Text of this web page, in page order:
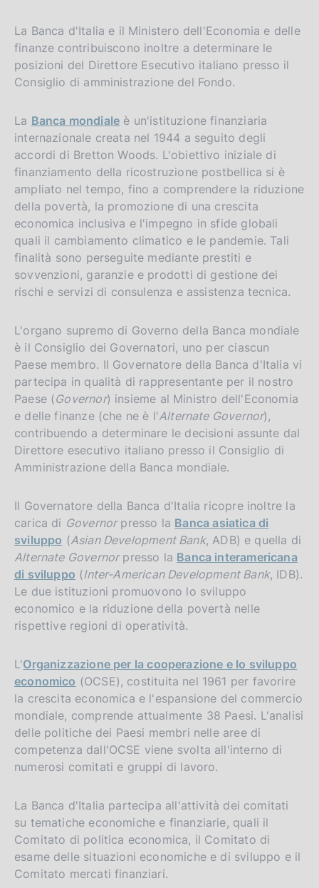
La Banca d'Italia e il Ministero dell'Economia e delle
finanze contribuiscono inoltre a determinare le
posizioni del Direttore Esecutivo italiano presso il
Consiglio di amministrazione del Fondo.
La Banca mondiale è un'istituzione finanziaria
internazionale creata nel 1944 a seguito degli
accordi di Bretton Woods. L'obiettivo iniziale di
finanziamento della ricostruzione postbellica si è
ampliato nel tempo, fino a comprendere la riduzione
della povertà, la promozione di una crescita
economica inclusiva e l'impegno in sfide globali
quali il cambiamento climatico e le pandemie. Tali
finalità sono perseguite mediante prestiti e
sovvenzioni, garanzie e prodotti di gestione dei
rischi e servizi di consulenza e assistenza tecnica.
L'organo supremo di Governo della Banca mondiale
è il Consiglio dei Governatori, uno per ciascun
Paese membro. Il Governatore della Banca d'Italia vi
partecipa in qualità di rappresentante per il nostro
Paese (Governor) insieme al Ministro dell'Economia
e delle finanze (che ne è l'Alternate Governor),
contribuendo a determinare le decisioni assunte dal
Direttore esecutivo italiano presso il Consiglio di
Amministrazione della Banca mondiale.
Il Governatore della Banca d'Italia ricopre inoltre la
carica di Governorpresso la Banca asiatica di
sviluppo (Asian Development Bank, ADB) e quella di
Alternate Governorpresso la Banca interamericana
di sviluppo (Inter-American Development Bank, IDB).
Le due istituzioni promuovono lo sviluppo
economico e la riduzione della povertà nelle
rispettive regioni di operatività.
L'Organizzazione per la cooperazione e lo sviluppo
economico (OCSE), costituita nel 1961 per favorire
la crescita economica e l'espansione del commercio
mondiale, comprende attualmente 38 Paesi. L'analisi
delle politiche dei Paesi membri nelle aree di
competenza dall'OCSE viene svolta all'interno di
numerosi comitati e gruppi di lavoro.
La Banca d'Italia partecipa all'attività dei comitati
su tematiche economiche e finanziarie, quali il
Comitato di politica economica, il Comitato di
esame delle situazioni economiche e di sviluppo e il
Comitato mercati finanziari.